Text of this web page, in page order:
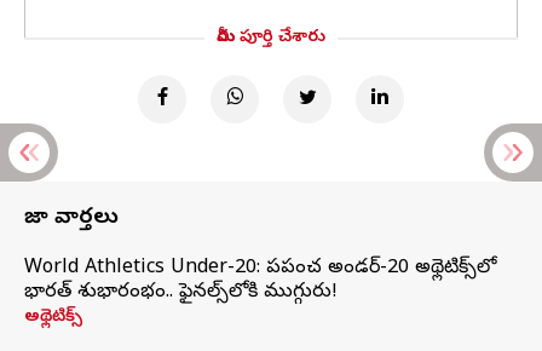
మీరు పూర్తి చేశారు
తాజా వార్తలు
World Athletics Under-20: ప్రపంచ అండర్-20 అథ్లెటిక్స్‌లో
భారత్‌ శుభారంభం.. ఫైనల్స్‌లోకి ముగ్గురు!
అథ్లెటిక్స్